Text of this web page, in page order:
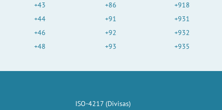
+43
+44
+46
+48
+86
+91
+92
+93
+918
+931
+932
+935
ISO-4217 (Divisas)